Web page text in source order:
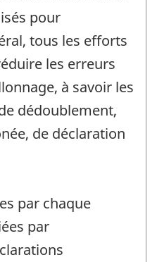
pour
tous les efforts
les erreurs
à savoir les
dédoublement,
de déclaration
par chaque
par